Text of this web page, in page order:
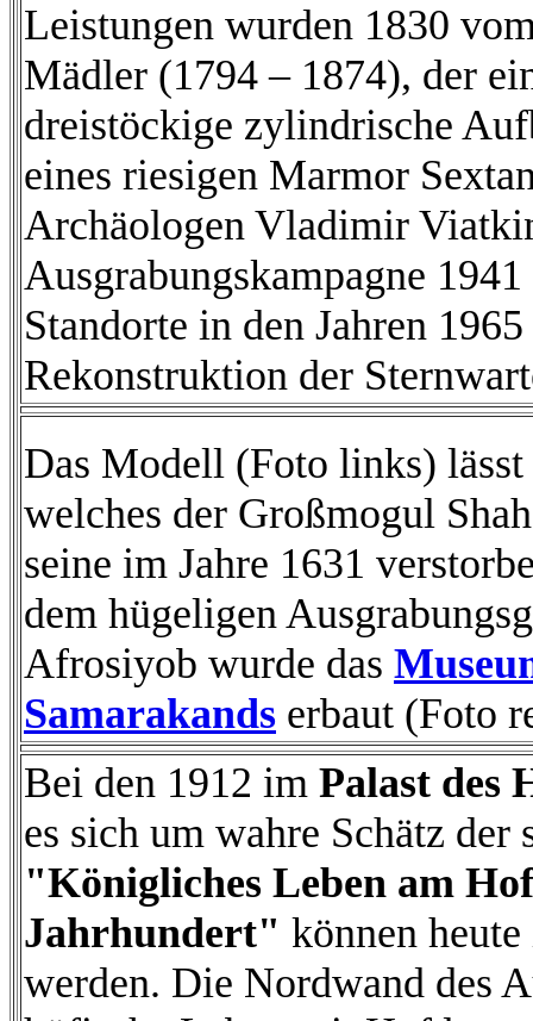
Leistungen wurden 1830
Mädler (1794 – 1874), der
dreistöckige zylindrische
eines riesigen Marmor
Archäologen Vladimir
Ausgrabungskampagne
Standorte in den Jahren
Rekonstruktion der
Das Modell (Foto links)
welches der Großmogul
seine im Jahre 1631
dem hügeligen
Afrosiyob wurde das
Samarakands erbaut (Foto
Bei den 1912 im Palast des
es sich um wahre Schätz
"Königliches Leben am
Jahrhundert" können
werden. Die Nordwand des